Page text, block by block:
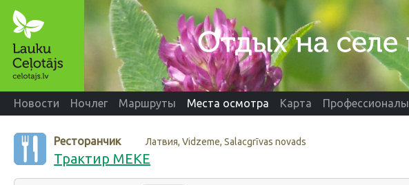
Новости Ночлег Маршруты Места осмотра Карта Профессионалы
Ресторанчик Латвия, Vidzeme, Salacgrīvas novads
Трактир MEKE